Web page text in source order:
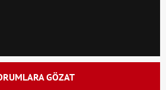
GÖZAT